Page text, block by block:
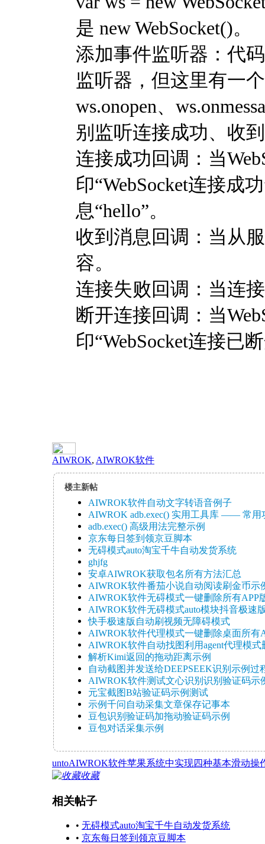
是 new WebSocket()。
添加事件监听器：代
监听器，但这里有一
ws.onopen、
别监听连接成功、收
连接成功回调：当
印“WebSocket连接成
息“hello”。
收到消息回调：当从
容。
连接失败回调：当连
断开连接回调：当
印“WebSocket连接已
AIWROK, AIWROK软件
楼主新帖
AIWROK软件自动文字转语音例子
AIWROK adb.exec() 实用工具库 —— 常用
adb.exec() 高级用法完整示例
京东每日签到领京豆脚本
无碍模式auto淘宝千牛自动发货系统
ghjfg
安卓AIWROK获取包名所有方法汇总
AIWROK软件番茄小说自动阅读刷金币示
AIWROK软件无碍模式一键删除所有APP
AIWROK软件无碍模式auto模块抖音极速
快手极速版自动刷视频无障碍模式
AIWROK软件代理模式一键删除桌面所有
AIWROK软件自动找图利用agent代理模式
解析Kimi返回的拖动距离示例
自动截图并发送给DEEPSEEK识别示例过
AIWROK软件测试文心识别识别验证码示
元宝截图B站验证码示例测试
示例千问自动采集文章保存记事本
豆包识别验证码加拖动验证码示例
豆包对话采集示例
untoAIWROK软件苹果系统中实现四种基本滑动操
收藏
相关帖子
• 无碍模式auto淘宝千牛自动发货系统
• 京东每日签到领京豆脚本